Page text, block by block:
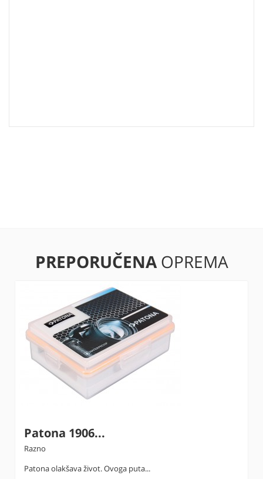
PREPORUČENAOPREMA
Patona 1906...
Razno
Patona olakšava život. Ovoga puta...